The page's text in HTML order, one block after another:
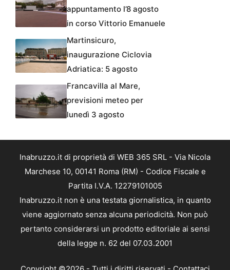
appuntamento l’8 agosto
in corso Vittorio Emanuele
Martinsicuro,
inaugurazione Ciclovia
Adriatica: 5 agosto
Francavilla al Mare,
previsioni meteo per
lunedì 3 agosto
Inabruzzo.it di proprietà di WEB 365 SRL - Via Nicola
Marchese 10, 00141 Roma (RM) - Codice Fiscale e
Partita I.V.A. 12279101005
Inabruzzo.it non è una testata giornalistica, in quanto
viene aggiornato senza alcuna periodicità. Non può
pertanto considerarsi un prodotto editoriale ai sensi
della legge n. 62 del 07.03.2001